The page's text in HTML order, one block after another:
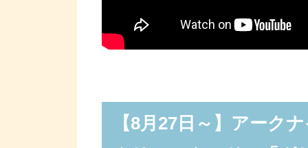
【8月27日～】アーク